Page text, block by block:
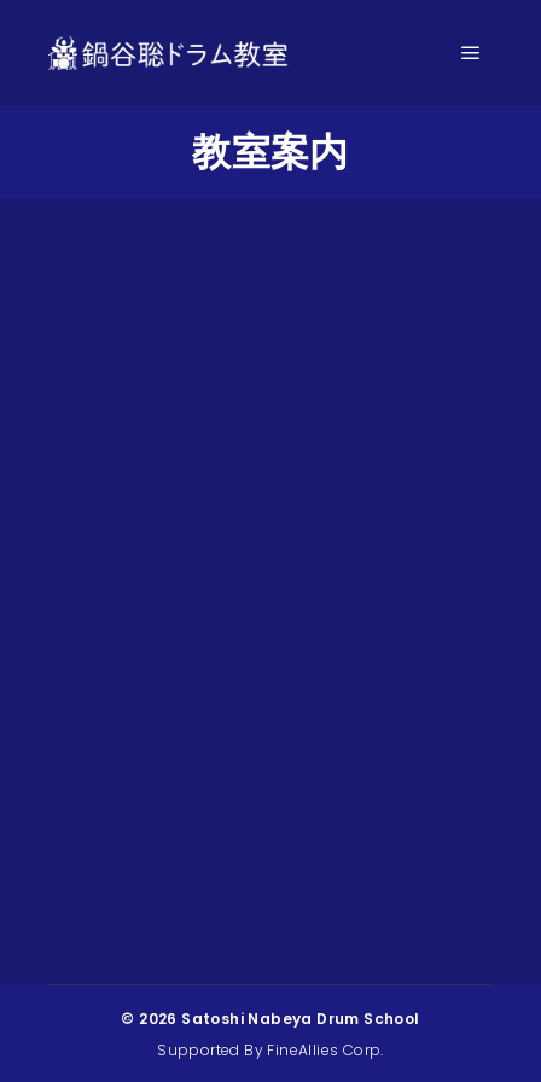
教室案内
© 2026 Satoshi Nabeya Drum School
Supported By FineAllies Corp.